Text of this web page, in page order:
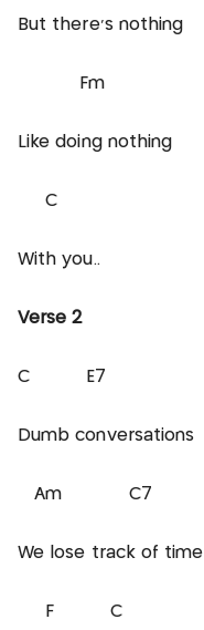
But there's nothing
Fm
Like doing nothing
C
With you..
Verse 2
C E7
Dumb conversations
Am C7
We lose track of time
F C